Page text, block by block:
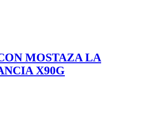
MOSTAZA LA
X90G